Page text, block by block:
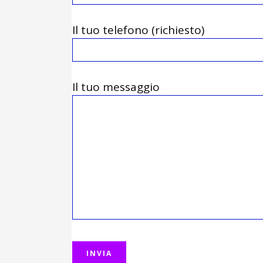
Il tuo telefono (richiesto)
Il tuo messaggio